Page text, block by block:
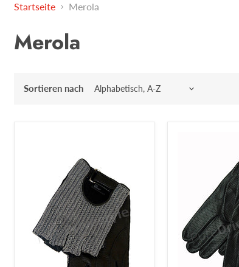
Startseite Merola
Merola
Sortieren nach